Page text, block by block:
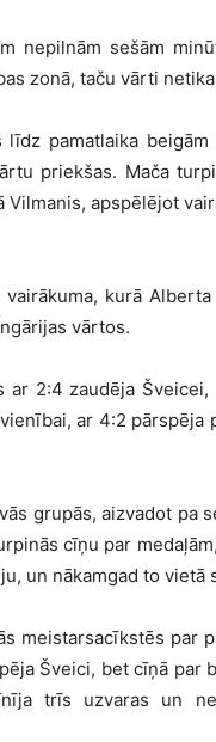
nepilnām sešām
zonā, taču vārti
pamatlaika
priekšas. Mača
apspēlējot
kurā
vārtos.
2:4 zaudēja
ar 4:2 pārspēja
grupās, aizvadot pa
cīņu par
un nākamgad to vietā
meistarsacīkstēs par
Šveici, bet cīņā par
trīs uzvaras un